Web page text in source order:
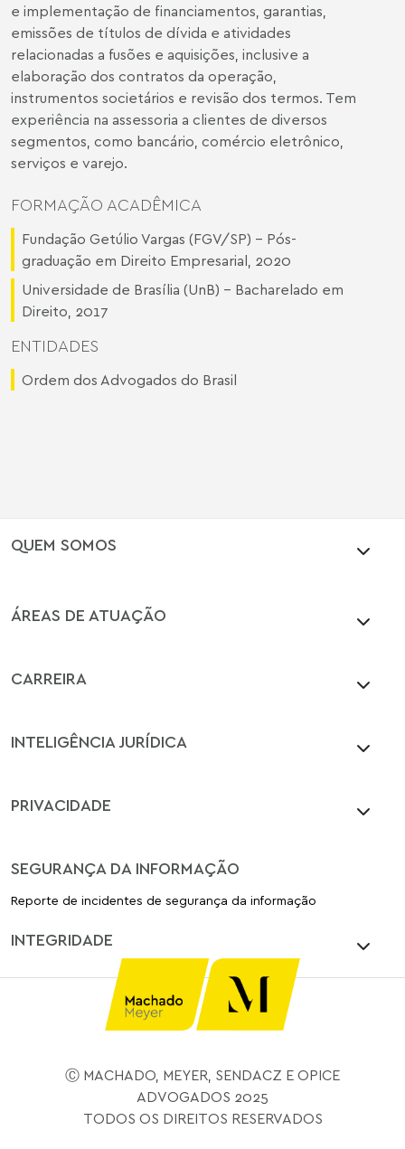
e implementação de financiamentos, garantias,
emissões de títulos de dívida e atividades
relacionadas a fusões e aquisições, inclusive a
elaboração dos contratos da operação,
instrumentos societários e revisão dos termos. Tem
experiência na assessoria a clientes de diversos
segmentos, como bancário, comércio eletrônico,
serviços e varejo.
FORMAÇÃO ACADÊMICA
Fundação Getúlio Vargas (FGV/SP) – Pós-
graduação em Direito Empresarial, 2020
Universidade de Brasília (UnB) – Bacharelado em
Direito, 2017
ENTIDADES
Ordem dos Advogados do Brasil
QUEM SOMOS
ÁREAS DE ATUAÇÃO
CARREIRA
INTELIGÊNCIA JURÍDICA
PRIVACIDADE
SEGURANÇA DA INFORMAÇÃO
Reporte de incidentes de segurança da informação
INTEGRIDADE
Ⓒ MACHADO, MEYER, SENDACZ E OPICE
ADVOGADOS 2025
TODOS OS DIREITOS RESERVADOS